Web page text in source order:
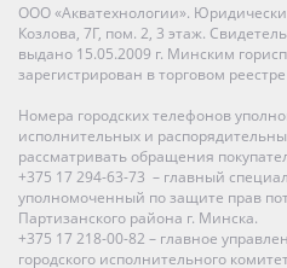
ООО «Акватехнологии».
Козлова, 7Г, пом. 2, 3 этаж.
выдано 15.05.2009 г. Минским
зарегистрирован в торговом
Номера городских телефонов
исполнительных и
рассматривать обращения
+375 17 294-63-73 – главный
уполномоченный по защите прав
Партизанского района г. Минска.
+375 17 218-00-82 – главное
городского исполнительного